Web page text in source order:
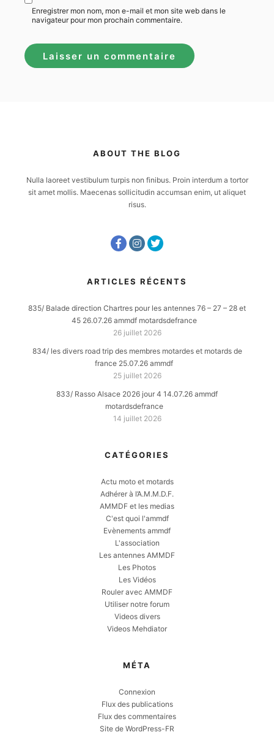
Enregistrer mon nom, mon e-mail et mon site web dans le
navigateur pour mon prochain commentaire.
ABOUT THE BLOG
Nulla laoreet vestibulum turpis non finibus. Proin interdum a tortor
sit amet mollis. Maecenas sollicitudin accumsan enim, ut aliquet
risus.
ARTICLES RÉCENTS
835/ Balade direction Chartres pour les antennes 76 – 27 – 28 et
45 26.07.26 ammdf motardsdefrance
26 juillet 2026
834/ les divers road trip des membres motardes et motards de
france 25.07.26 ammdf
25 juillet 2026
833/ Rasso Alsace 2026 jour 4 14.07.26 ammdf
motardsdefrance
14 juillet 2026
CATÉGORIES
Actu moto et motards
Adhérer à l’A.M.M.D.F.
AMMDF et les medias
C'est quoi l'ammdf
Evènements ammdf
L'association
Les antennes AMMDF
Les Photos
Les Vidéos
Rouler avec AMMDF
Utiliser notre forum
Videos divers
Videos Mehdiator
MÉTA
Connexion
Flux des publications
Flux des commentaires
Site de WordPress-FR